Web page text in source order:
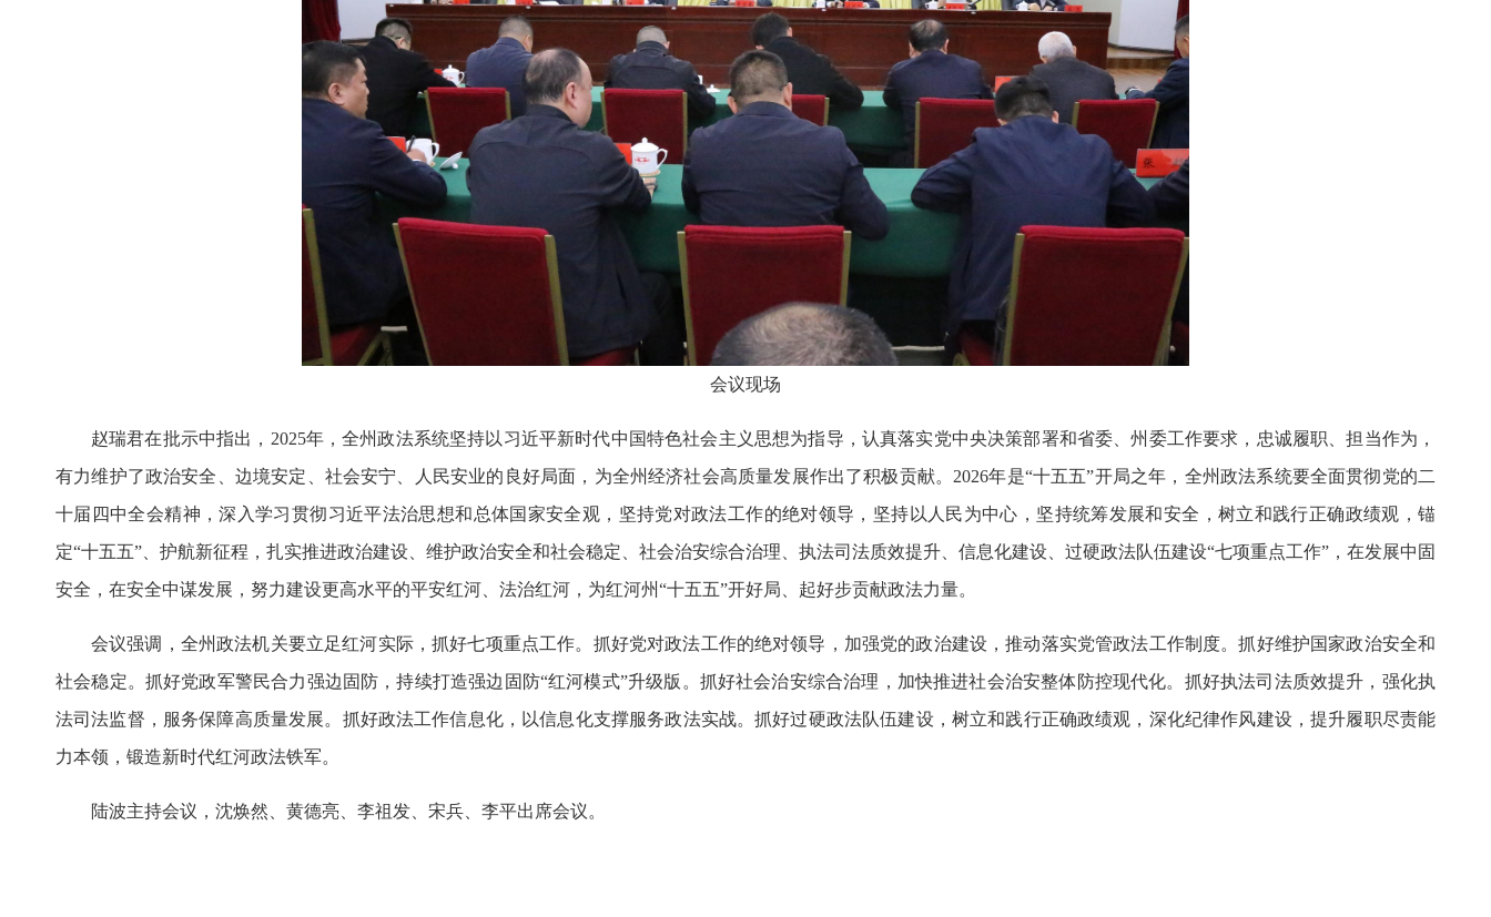
会议现场
赵瑞君在批示中指出，2025年，全州政法系统坚持以习近平新时代中国特色社会主义思想为指导，认真落实党中央决策部署和省委、州委工作要求，忠诚履职、担当作为，
有力维护了政治安全、边境安定、社会安宁、人民安业的良好局面，为全州经济社会高质量发展作出了积极贡献。2026年是“十五五”开局之年，全州政法系统要全面贯彻党的二
十届四中全会精神，深入学习贯彻习近平法治思想和总体国家安全观，坚持党对政法工作的绝对领导，坚持以人民为中心，坚持统筹发展和安全，树立和践行正确政绩观，锚
定“十五五”、护航新征程，扎实推进政治建设、维护政治安全和社会稳定、社会治安综合治理、执法司法质效提升、信息化建设、过硬政法队伍建设“七项重点工作”，在发展中固
安全，在安全中谋发展，努力建设更高水平的平安红河、法治红河，为红河州“十五五”开好局、起好步贡献政法力量。
会议强调，全州政法机关要立足红河实际，抓好七项重点工作。抓好党对政法工作的绝对领导，加强党的政治建设，推动落实党管政法工作制度。抓好维护国家政治安全和
社会稳定。抓好党政军警民合力强边固防，持续打造强边固防“红河模式”升级版。抓好社会治安综合治理，加快推进社会治安整体防控现代化。抓好执法司法质效提升，强化执
法司法监督，服务保障高质量发展。抓好政法工作信息化，以信息化支撑服务政法实战。抓好过硬政法队伍建设，树立和践行正确政绩观，深化纪律作风建设，提升履职尽责能
力本领，锻造新时代红河政法铁军。
陆波主持会议，沈焕然、黄德亮、李祖发、宋兵、李平出席会议。